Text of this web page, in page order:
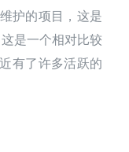
护的项目，这是
是一个相对比较
有了许多活跃的